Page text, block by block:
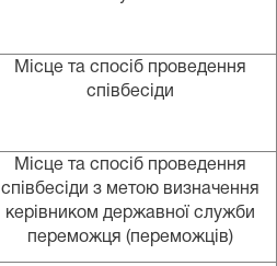
Місце та спосіб проведення
співбесіди
Місце та спосіб проведення
співбесіди з метою визначення
керівником державної служби
переможця (переможців)